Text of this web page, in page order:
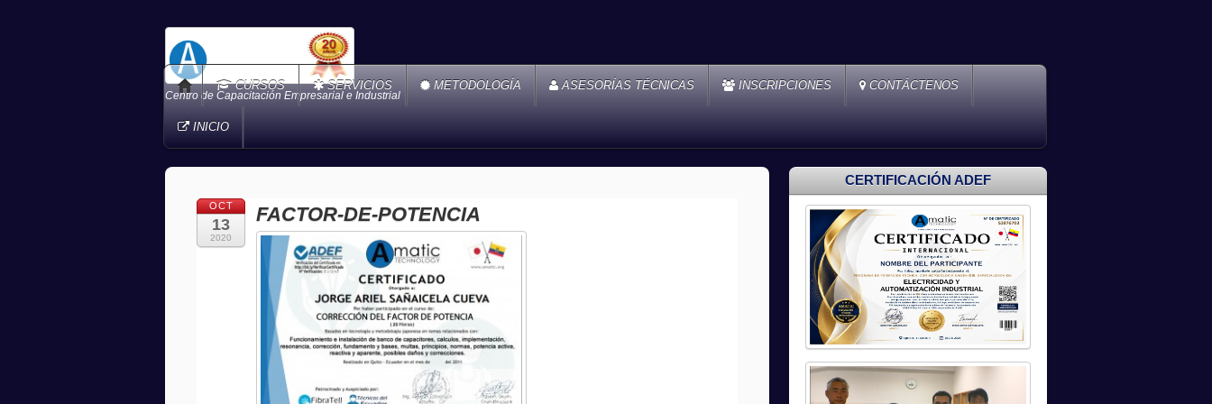
Centro de Capacitación Empresarial e Industrial
CURSOS SERVICIOS METODOLOGÍA ASESORÍAS TÉCNICAS INSCRIPCIONES CONTÁCTENOS
INICIO
OCT
13
2020
FACTOR-DE-POTENCIA
CERTIFICACIÓN ADEF